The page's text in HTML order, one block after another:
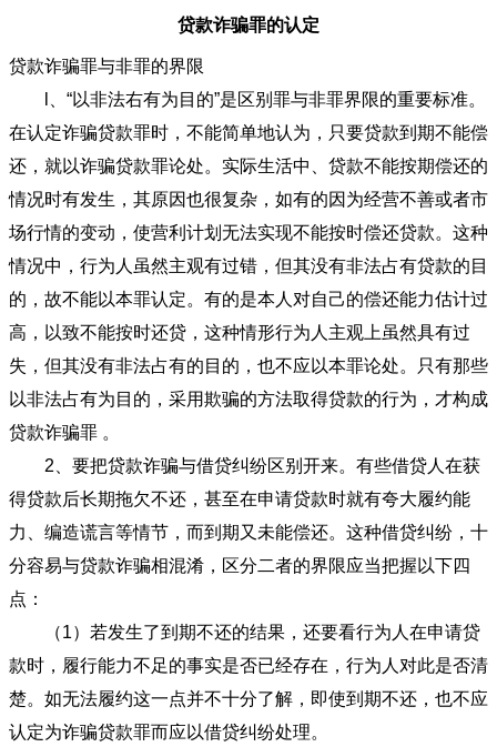
贷款诈骗罪的认定
贷款诈骗罪与非罪的界限
l、“以非法右有为目的”是区别罪与非罪界限的重要标准。
在认定诈骗贷款罪时，不能简单地认为，只要贷款到期不能偿
还，就以诈骗贷款罪论处。实际生活中、贷款不能按期偿还的
情况时有发生，其原因也很复杂，如有的因为经营不善或者市
场行情的变动，使营利计划无法实现不能按时偿还贷款。这种
情况中，行为人虽然主观有过错，但其没有非法占有贷款的目
的，故不能以本罪认定。有的是本人对自己的偿还能力估计过
高，以致不能按时还贷，这种情形行为人主观上虽然具有过
失，但其没有非法占有的目的，也不应以本罪论处。只有那些
以非法占有为目的，采用欺骗的方法取得贷款的行为，才构成
贷款诈骗罪 。
2、要把贷款诈骗与借贷纠纷区别开来。有些借贷人在获
得贷款后长期拖欠不还，甚至在申请贷款时就有夸大履约能
力、编造谎言等情节，而到期又未能偿还。这种借贷纠纷，十
分容易与贷款诈骗相混淆，区分二者的界限应当把握以下四
点：
（1）若发生了到期不还的结果，还要看行为人在申请贷
款时，履行能力不足的事实是否已经存在，行为人对此是否清
楚。如无法履约这一点并不十分了解，即使到期不还，也不应
认定为诈骗贷款罪而应以借贷纠纷处理。